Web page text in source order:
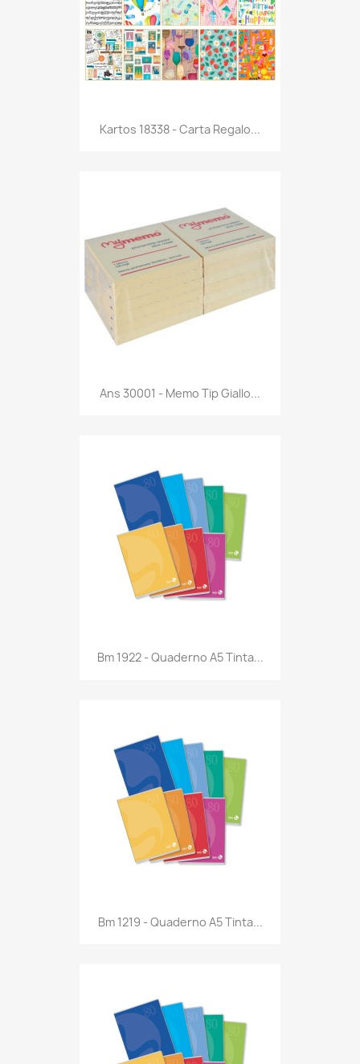
Anteprima
Kartos 18338 - Carta Regalo...
 Anteprima
Ans 30001 - Memo Tip Giallo...
Anteprima
Bm 1922 - Quaderno A5 Tinta...
Anteprima
Bm 1219 - Quaderno A5 Tinta...